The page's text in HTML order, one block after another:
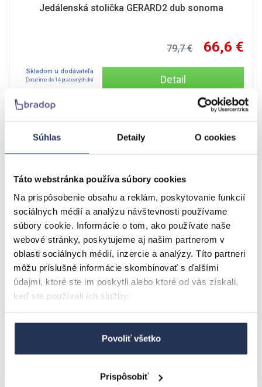
Súhlas Detaily O cookies
Táto webstránka používa súbory cookies
Na prispôsobenie obsahu a reklám, poskytovanie funkcií
sociálnych médií a analýzu návštevnosti používame
súbory cookie. Informácie o tom, ako používate naše
webové stránky, poskytujeme aj našim partnerom v
oblasti sociálnych médií, inzercie a analýzy. Títo partneri
môžu príslušné informácie skombinovať s ďalšími
údajmi, ktoré ste im poskytli alebo ktoré od vás získali,
keď ste používali ich služby.
Povoliť všetko
Prispôsobiť
Jedálenská stolička GERARD2 dub sonoma
79,7 € 66,6 €
Skladom u dodávateľa
Doručíme do 14 pracovných dní Detail
Jedálenská stolička GERARD2 dub medový
Detail